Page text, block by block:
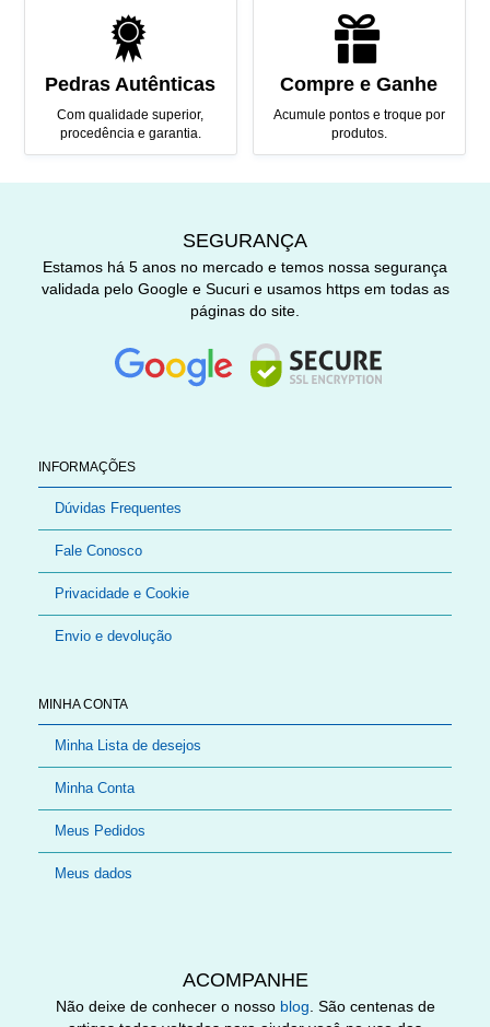
Pedras Autênticas
Com qualidade superior,
procedência e garantia.
Compre e Ganhe
Acumule pontos e troque por
produtos.
INFORMAÇÕES
Dúvidas Frequentes
Fale Conosco
Privacidade e Cookie
Envio e devolução
MINHA CONTA
Minha Lista de desejos
Minha Conta
Meus Pedidos
Meus dados
SEGURANÇA
Estamos há 5 anos no mercado e temos nossa segurança
validada pelo Google e Sucuri e usamos https em todas as
páginas do site.
ACOMPANHE
Não deixe de conhecer o nosso blog. São centenas de